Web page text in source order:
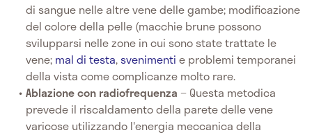
di sangue nelle altre vene delle gambe; modificazione
del colore della pelle (macchie brune possono
svilupparsi nelle zone in cui sono state trattate le
vene; mal di testa,svenimentie problemi temporanei
della vista come complicanze molto rare.
Ablazione con radiofrequenza − Questa metodica
prevede il riscaldamento della parete delle vene
varicose utilizzando l'energia meccanica della